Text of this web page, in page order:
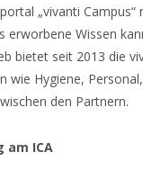
„vivanti Campus“
erworbene Wissen
bietet seit 2013 die
Hygiene,
den Partnern.
am ICA